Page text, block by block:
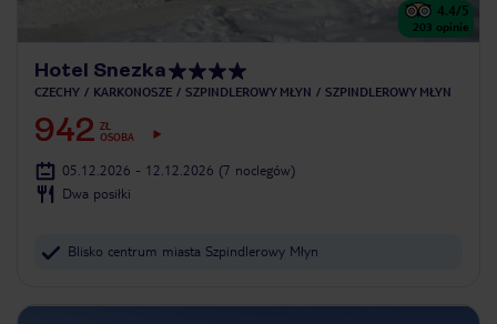
4.4/5
203 opinie
Hotel Snezka
CZECHY KARKONOSZE SZPINDLEROWY MŁYN SZPINDLEROWY MŁYN
942 ZŁ
OSOBA
05.12.2026 - 12.12.2026 (7 noclegów)
Dwa posiłki
Blisko centrum miasta Szpindlerowy Młyn